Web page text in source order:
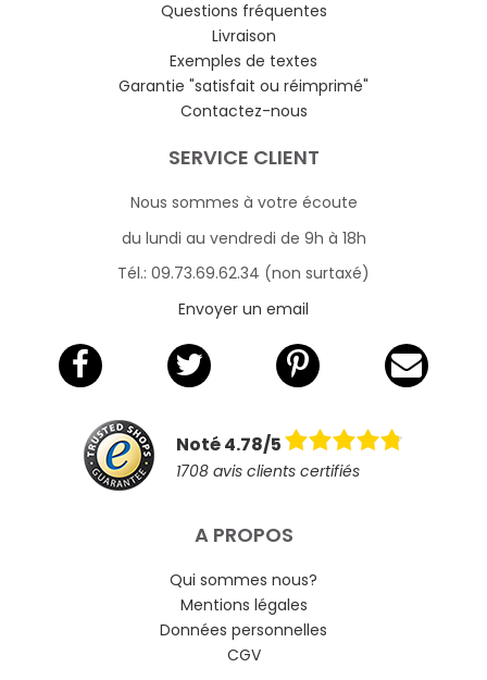
Questions fréquentes
Livraison
Exemples de textes
Garantie "satisfait ou réimprimé"
Contactez-nous
SERVICE CLIENT
Nous sommes à votre écoute
du lundi au vendredi de 9h à 18h
Tél.: 09.73.69.62.34 (non surtaxé)
Envoyer un email
Noté 4.78/5
1708 avis clients certifiés
A PROPOS
Qui sommes nous?
Mentions légales
Données personnelles
CGV